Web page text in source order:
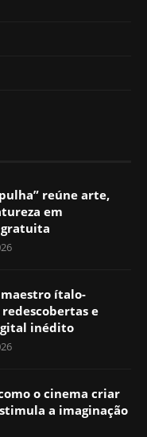
reúne arte,
em
gratuita
ítalo-
e
inédito
o cinema criar
a imaginação